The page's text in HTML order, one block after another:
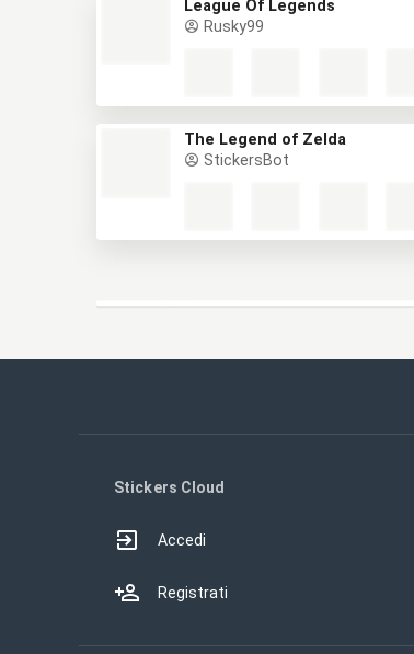
League Of Legends
Rusky99
The Legend of Zelda
StickersBot
Stickers Cloud
Accedi
Registrati